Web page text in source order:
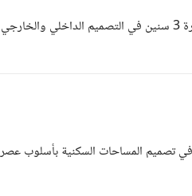
السلام عليكم، مع حضرتك المهندس علي من مصر، خبرة 3
تصميم المساحات السكنية بأسلوب